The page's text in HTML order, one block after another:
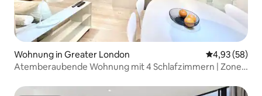
Wohnung in Greater London
4,93 (58)
Atemberaubende Wohnung mit 4 Schlafzimmern | Zone 1